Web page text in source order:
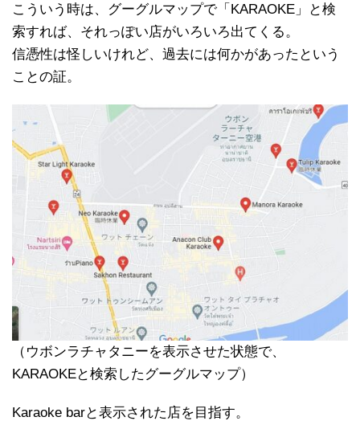
こういう時は、グーグルマップで「KARAOKE」と検
索すれば、それっぽい店がいろいろ出てくる。
信憑性は怪しいけれど、過去には何かがあったという
ことの証。
（ウボンラチャタニーを表示させた状態で、
KARAOKEと検索したグーグルマップ）
Karaoke barと表示された店を目指す。